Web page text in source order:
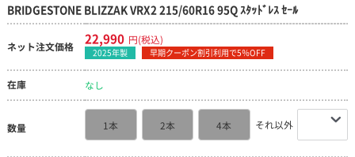
BRIDGESTONE BLIZZAK VRX2 215/60R16 95Q ｽﾀｯﾄﾞﾚｽ ｾｰﾙ
ネット注文価格 22,990 円(税込)
2025年製 早期クーポン割引利用で5％OFF
在庫 なし
数量 1本 2本 4本 それ以外